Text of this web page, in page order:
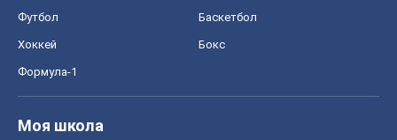
Футбол Баскетбол
Хоккей Бокс
Формула-1
Моя школа